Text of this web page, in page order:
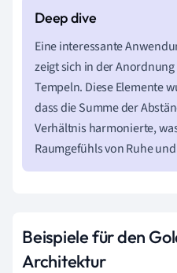
Eine interessante
zeigt sich in der
Tempeln. Diese Elemente
dass die Summe der
Verhältnis harmonierte,
Raumgefühls von Ruhe
Beispiele für den
Architektur